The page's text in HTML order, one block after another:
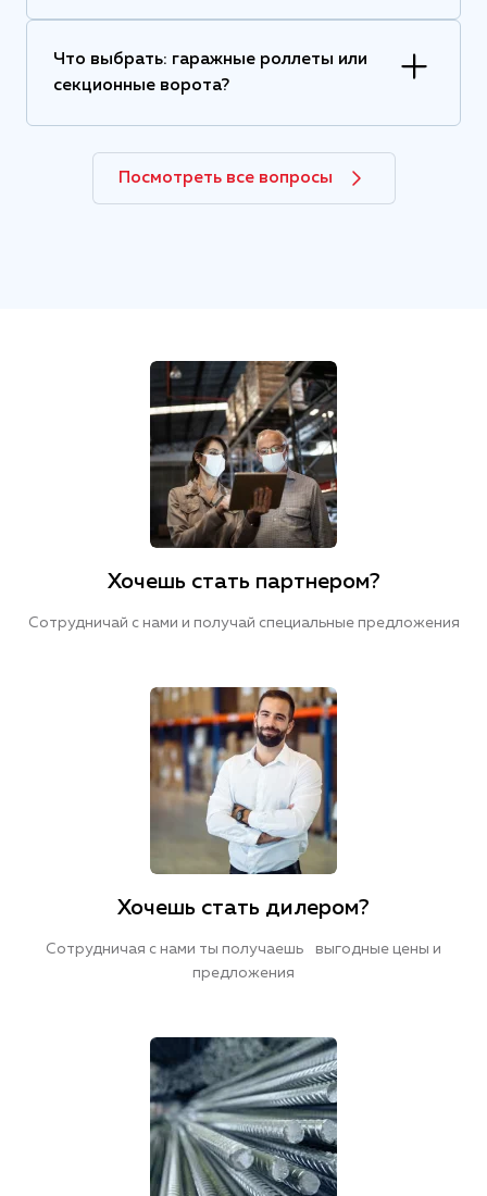
Что выбрать: гаражные роллеты или
секционные ворота?
Посмотреть все вопросы
Хочешь стать партнером?
Сотрудничай с нами и получай специальные предложения
Хочешь стать дилером?
Сотрудничая с нами ты получаешь выгодные цены и
предложения